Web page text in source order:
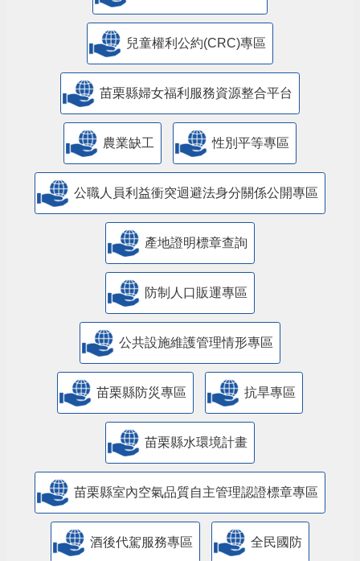
兒童權利公約(CRC)專區
苗栗縣婦女福利服務資源整合平台
農業缺工 性別平等專區
公職人員利益衝突迴避法身分關係公開專區
產地證明標章查詢
防制人口販運專區
​公共設施維護管理情形專區
苗栗縣防災專區 抗旱專區
苗栗縣水環境計畫
苗栗縣室內空氣品質自主管理認證標章專區
酒後代駕服務專區 全民國防